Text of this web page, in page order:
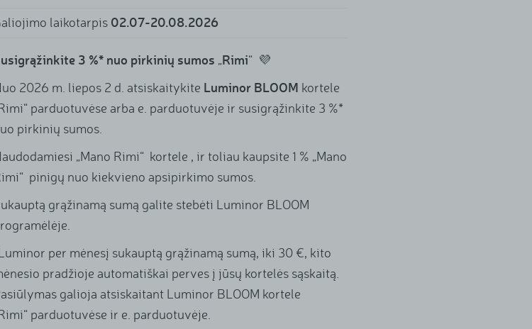
laikotarpis 02.07-20.08.2026
3 %* nuo pirkinių sumos „Rimi“ 💜
2026 m. liepos 2 d. atsiskaitykite Luminor BLOOM kortele
parduotuvėse arba e. parduotuvėje ir susigrąžinkite 3 %*
pirkinių sumos.
„Mano Rimi“ kortele , ir toliau kaupsite 1 % „Mano
pinigų nuo kiekvieno apsipirkimo sumos.
grąžinamą sumą galite stebėti Luminor BLOOM
per mėnesį sukauptą grąžinamą sumą, iki 30 €, kito
pradžioje automatiškai perves į jūsų kortelės sąskaitą.
galioja atsiskaitant Luminor BLOOM kortele
parduotuvėse ir e. parduotuvėje.